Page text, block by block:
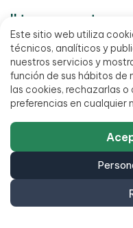
Este sitio web utiliza
técnicos, analíticos y
nuestros servicios y
función de sus hábitos
las cookies, rechazarlas o
preferencias en cualquier
Il tuo account
Diritto di recesso
Elaborare una garanzia
I miei ordini
Il mio conto
Scarica la mia fattura
Trova il mio ordine
Termini legali